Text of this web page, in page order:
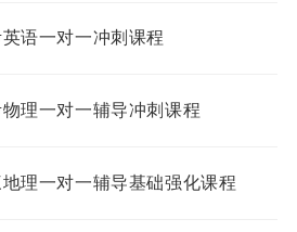
语一对一冲刺课程
理一对一辅导冲刺课程
理一对一辅导基础强化课程